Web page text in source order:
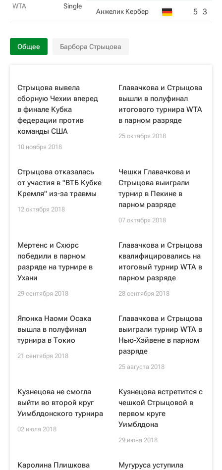
WTA
Single
Анжелик Кербер 5 3
Общее Барбора Стрыцова
Стрыцова вывела
сборную Чехии вперед
в финале Кубка
федерации против
команды США
10 ноября 2018
Главачкова и Стрыцова
вышли в полуфинал
итогового турнира WTA
в парном разряде
25 октября 2018
Стрыцова отказалась
от участия в "ВТБ Кубке
Кремля" из-за травмы
12 октября 2018
Чешки Главачкова и
Стрыцова выиграли
турнир в Пекине в
парном разряде
07 октября 2018
Мертенс и Схюрс
победили в парном
разряде на турнире в
Ухани
29 сентября 2018
Главачкова и Стрыцова
квалифицировались на
итоговый турнир WTA в
парном разряде
28 сентября 2018
Японка Наоми Осака
вышла в полуфинал
турнира в Токио
21 сентября 2018
Главачкова и Стрыцова
выиграли турнир WTA в
Нью-Хэйвене в парном
разряде
25 августа 2018
Кузнецова не смогла
выйти во второй круг
Уимблдонского турнира
02 июля 2018
Кузнецова встретится с
чешкой Стрыцовой в
первом круге
Уимблдона
29 июня 2018
Каролина Плишкова
Мугуруса уступила